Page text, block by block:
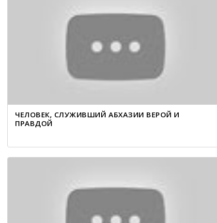
ЧЕЛОВЕК, СЛУЖИВШИЙ АБХАЗИИ ВЕРОЙ И
ПРАВДОЙ